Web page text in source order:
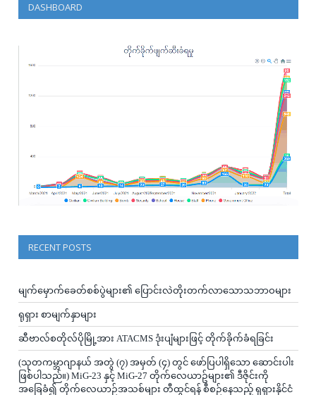
DASHBOARD
RECENT POSTS
မျက်မှောက်ခေတ်စစ်ပွဲများ၏ ပြောင်းလဲတိုးတက်လာသောသဘာဝများ
ရုရှား စာမျက်နှာများ
ဆီဗာလ်စတိုလ်ပိုမြို့အား ATACMS ဒုံးပျံများဖြင့် တိုက်ခိုက်ခံရခြင်း
(သုတကမ္ဘာဂျာနယ် အတွဲ (၇) အမှတ် (၄) တွင် ဖော်ပြပါရှိသော ဆောင်းပါး
ဖြစ်ပါသည်။) MiG-23 နှင့် MiG-27 တိုက်လေယာဥ်များ၏ ဒီဇိုင်းကို
အခြေခံ၍ တိုက်လေယာဉ်အသစ်များ တီထွင်ရန် စီစဉ်နေသည့် ရုရှားနိုင်ငံ